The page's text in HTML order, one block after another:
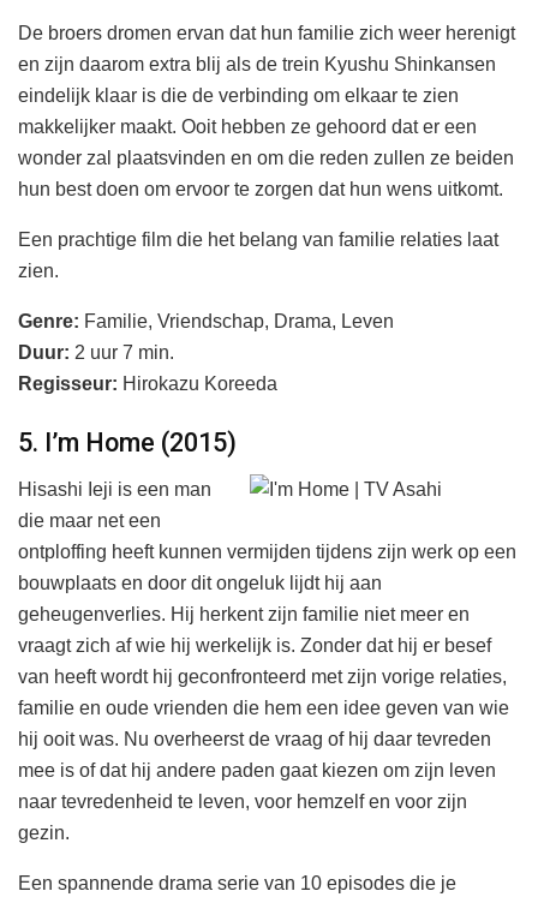
De broers dromen ervan dat hun familie zich weer herenigt
en zijn daarom extra blij als de trein Kyushu Shinkansen
eindelijk klaar is die de verbinding om elkaar te zien
makkelijker maakt. Ooit hebben ze gehoord dat er een
wonder zal plaatsvinden en om die reden zullen ze beiden
hun best doen om ervoor te zorgen dat hun wens uitkomt.
Een prachtige film die het belang van familie relaties laat
zien.
Genre: Familie, Vriendschap, Drama, Leven
Duur: 2 uur 7 min.
Regisseur: Hirokazu Koreeda
5. I’m Home (2015)
Hisashi Ieji is een man
die maar net een
ontploffing heeft kunnen vermijden tijdens zijn werk op een
bouwplaats en door dit ongeluk lijdt hij aan
geheugenverlies. Hij herkent zijn familie niet meer en
vraagt zich af wie hij werkelijk is. Zonder dat hij er besef
van heeft wordt hij geconfronteerd met zijn vorige relaties,
familie en oude vrienden die hem een idee geven van wie
hij ooit was. Nu overheerst de vraag of hij daar tevreden
mee is of dat hij andere paden gaat kiezen om zijn leven
naar tevredenheid te leven, voor hemzelf en voor zijn
gezin.
Een spannende drama serie van 10 episodes die je